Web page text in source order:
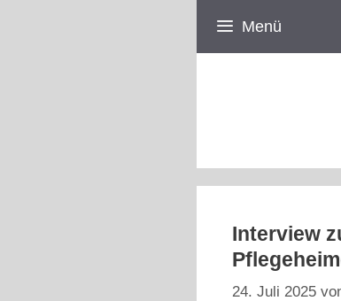
Menü
Interview
24. Juli 2025